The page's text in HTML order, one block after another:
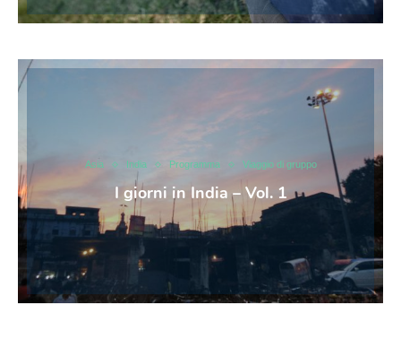
Asia India Programma Viaggio di gruppo
I giorni in India – Vol. 1